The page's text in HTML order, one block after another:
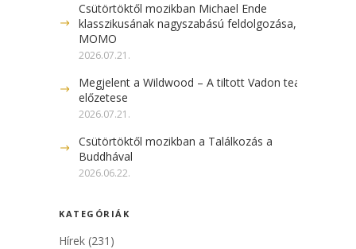
Csütörtöktől mozikban Michael Ende
klasszikusának nagyszabású feldolgozása, a
MOMO
2026.07.21.
Megjelent a Wildwood – A tiltott Vadon teaser
előzetese
2026.07.21.
Csütörtöktől mozikban a Találkozás a
Buddhával
2026.06.22.
KATEGÓRIÁK
Hírek (231)